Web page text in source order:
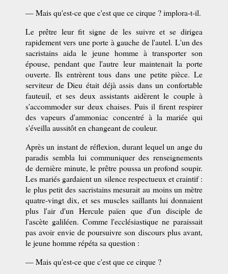
— Mais qu'est-ce que c'est que ce cirque ? implora-t-il.
Le prêtre leur fit signe de les suivre et se dirigea
rapidement vers une porte à gauche de l'autel. L'un des
sacristains aida le jeune homme à transporter son
épouse, pendant que l'autre leur maintenait la porte
ouverte. Ils entrèrent tous dans une petite pièce. Le
serviteur de Dieu était déjà assis dans un confortable
fauteuil, et ses deux assistants aidèrent le couple à
s'accommoder sur deux chaises. Puis il firent respirer
des vapeurs d'ammoniac concentré à la mariée qui
s'éveilla aussitôt en changeant de couleur.
Après un instant de réflexion, durant lequel un ange du
paradis sembla lui communiquer des renseignements
de dernière minute, le prêtre poussa un profond soupir.
Les mariés gardaient un silence respectueux et craintif :
le plus petit des sacristains mesurait au moins un mètre
quatre-vingt dix, et ses muscles saillants lui donnaient
plus l'air d'un Hercule païen que d'un disciple de
l'ascète galiléen. Comme l'ecclésiastique ne paraissait
pas avoir envie de poursuivre son discours plus avant,
le jeune homme répéta sa question :
— Mais qu'est-ce que c'est que ce cirque ?